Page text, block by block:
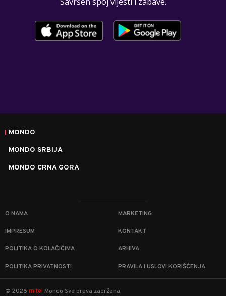
MONDO
MONDO SRBIJA
MONDO CRNA GORA
O NAMA MARKETING
IMPRESUM KONTAKT
POLITIKA O KOLAČIĆIMA ARHIVA
POLITIKA PRIVATNOSTI PRAVILA I USLOVI KORIŠĆENJA
© 2026 m:tel Mondo Sva prava zadržana.